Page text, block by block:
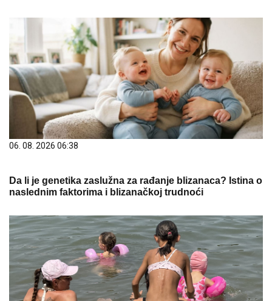
06. 08. 2026 06:38
Da li je genetika zaslužna za rađanje blizanaca? Istina o
naslednim faktorima i blizanačkoj trudnoći